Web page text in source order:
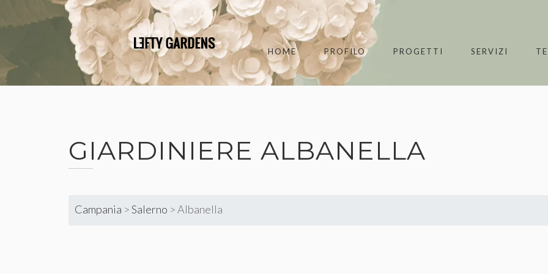
to
HOME
PROFILO PROGETTI SERVIZI
GIARDINIERE ALBANELLA
Campania >Salerno >Albanella